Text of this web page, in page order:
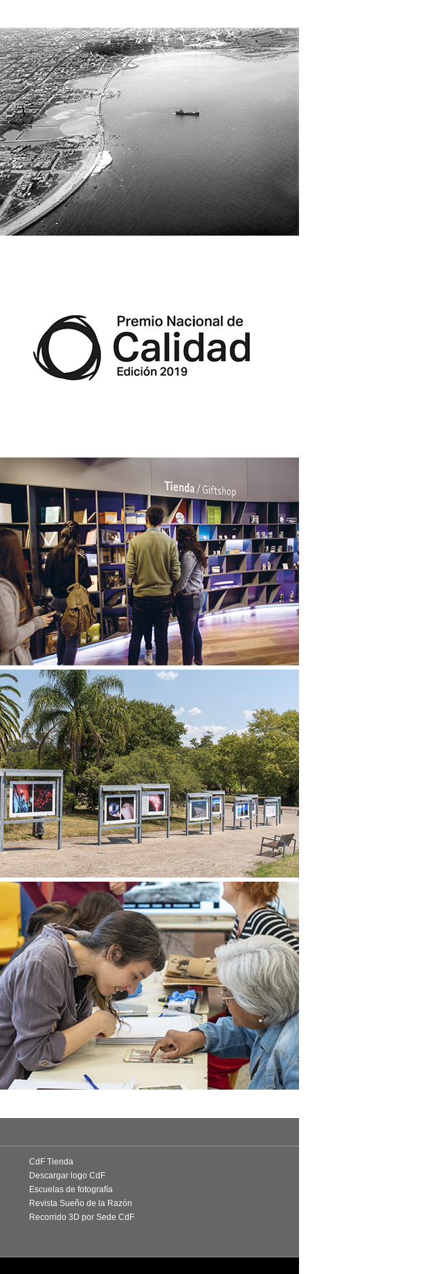
CdF Tienda
Descargar logo CdF
Escuelas de fotografía
Revista Sueño de la Razón
Recorrido 3D por Sede CdF